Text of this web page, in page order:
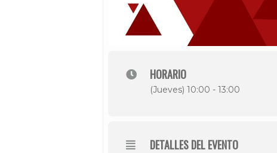
HORARIO
(Jueves) 10:00 - 13:00
DETALLES DEL EVENTO